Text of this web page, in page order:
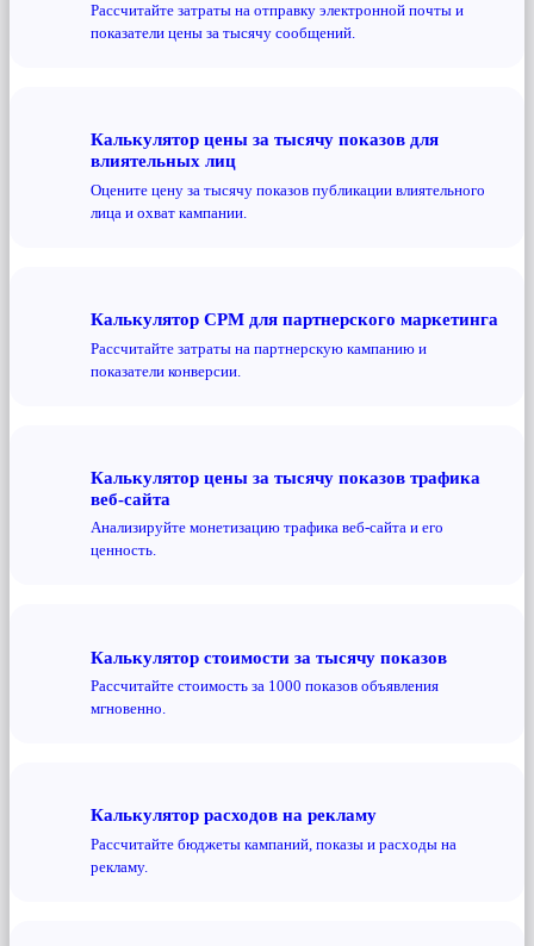
Рассчитайте затраты на отправку электронной почты и
показатели цены за тысячу сообщений.
Калькулятор цены за тысячу показов для
влиятельных лиц
Оцените цену за тысячу показов публикации влиятельного
лица и охват кампании.
Калькулятор CPM для партнерского маркетинга
Рассчитайте затраты на партнерскую кампанию и
показатели конверсии.
Калькулятор цены за тысячу показов трафика
веб-сайта
Анализируйте монетизацию трафика веб-сайта и его
ценность.
Калькулятор стоимости за тысячу показов
Рассчитайте стоимость за 1000 показов объявления
мгновенно.
Калькулятор расходов на рекламу
Рассчитайте бюджеты кампаний, показы и расходы на
рекламу.